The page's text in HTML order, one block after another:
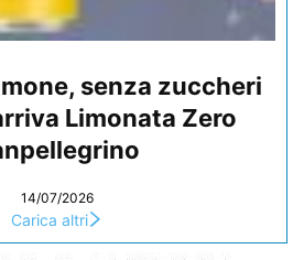
senza zuccheri
Limonata Zero
14/07/2026
Carica altri